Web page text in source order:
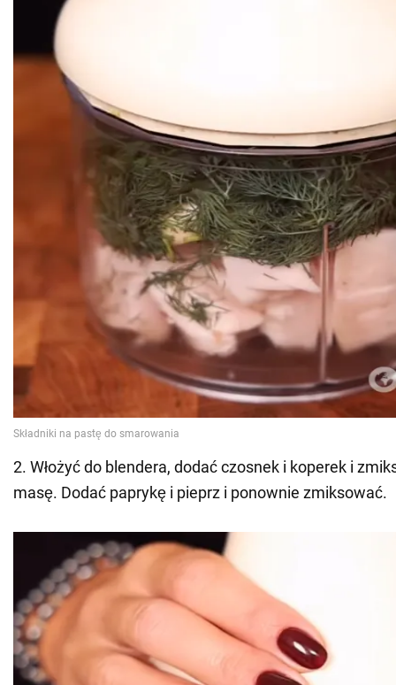
2. Włożyć do blendera, dodać czosnek i koperek i
masę. Dodać paprykę i pieprz i ponownie zmiksować.